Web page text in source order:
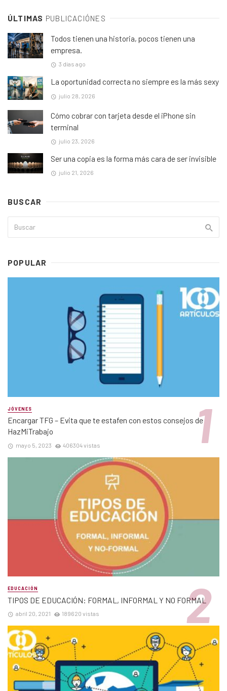
ÚLTIMAS PUBLICACIÓNES
Todos tienen una historia, pocos tienen una
empresa.
3 días ago
La oportunidad correcta no siempre es la más sexy
julio 28, 2026
Cómo cobrar con tarjeta desde el iPhone sin
terminal
julio 23, 2026
Ser una copia es la forma más cara de ser invisible
julio 21, 2026
BUSCAR
POPULAR
JÓVENES
Encargar TFG – Evita que te estafen con estos consejos de
HazMiTrabajo
mayo 5, 2023 406304 vistas
EDUCACIÓN
TIPOS DE EDUCACIÓN: FORMAL, INFORMAL Y NO FORMAL
abril 20, 2021 189620 vistas